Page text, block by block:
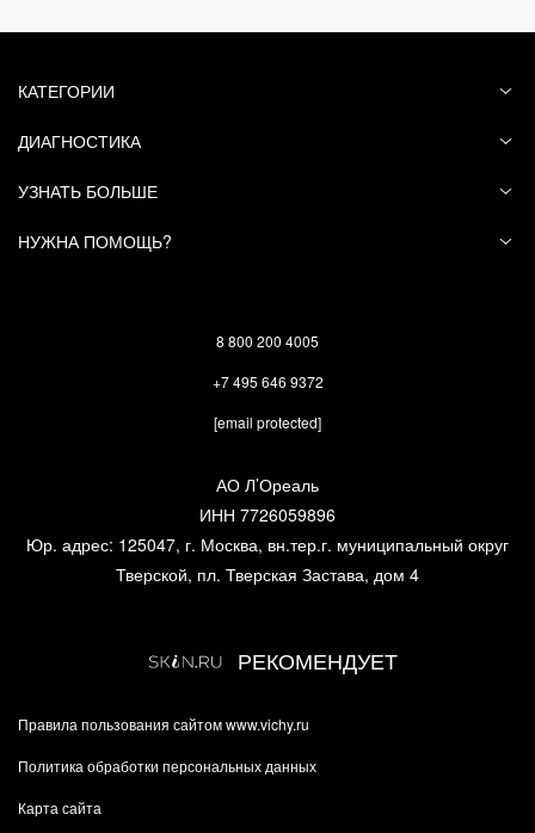
8 800 200 4005
+7 495 646 9372
[email protected]
АО Л’Ореаль
ИНН 7726059896
Юр. адрес: 125047, г. Москва, вн.тер.г. муниципальный округ
Тверской, пл. Тверская Застава, дом 4
РЕКОМЕНДУЕТ
КАТЕГОРИИ
ДИАГНОСТИКА
УЗНАТЬ БОЛЬШЕ
НУЖНА ПОМОЩЬ?
Правила пользования сайтом www.vichy.ru
Политика обработки персональных данных
Карта сайта